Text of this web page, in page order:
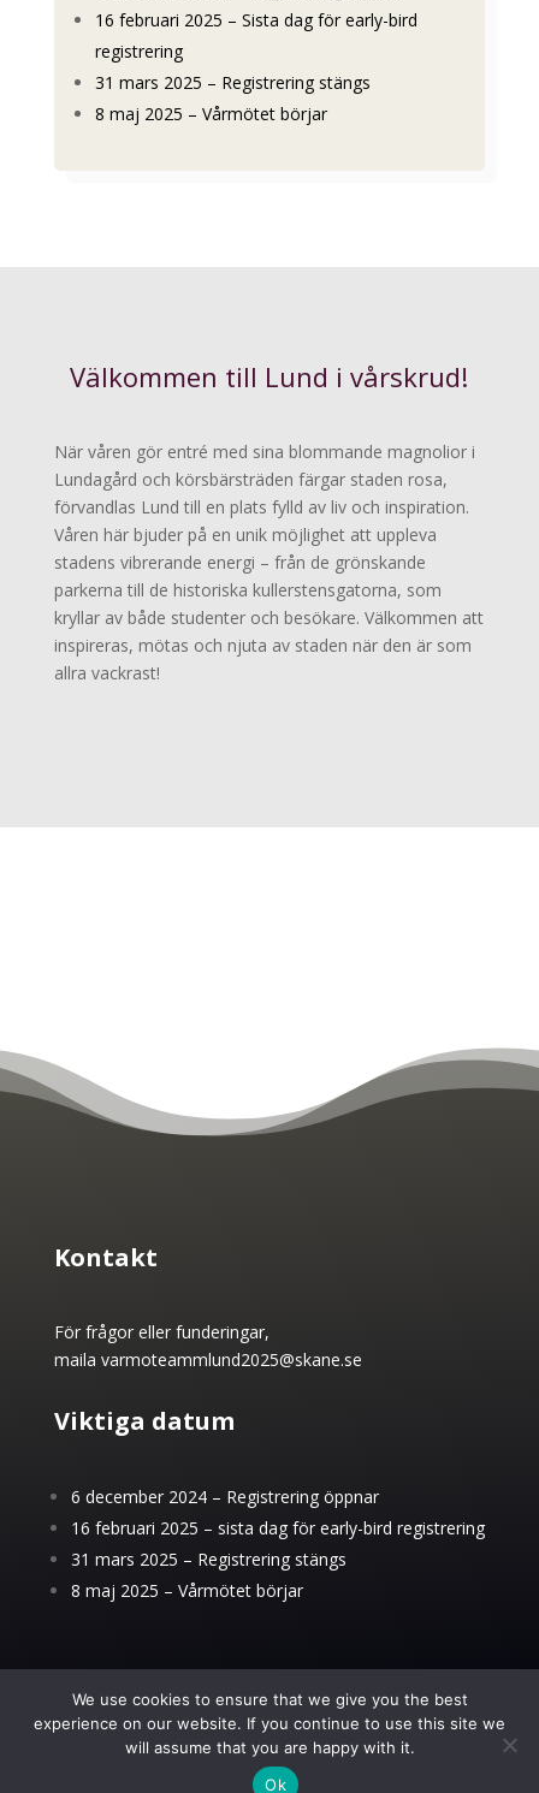
16 februari 2025 – Sista dag för early-bird
registrering
31 mars 2025 – Registrering stängs
8 maj 2025 – Vårmötet börjar
Välkommen till Lund i vårskrud!
När våren gör entré med sina blommande magnolior i
Lundagård och körsbärsträden färgar staden rosa,
förvandlas Lund till en plats fylld av liv och inspiration.
Våren här bjuder på en unik möjlighet att uppleva
stadens vibrerande energi – från de grönskande
parkerna till de historiska kullerstensgatorna, som
kryllar av både studenter och besökare. Välkommen att
inspireras, mötas och njuta av staden när den är som
allra vackrast!
Kontakt
För frågor eller funderingar,
maila varmoteammlund2025@skane.se
Viktiga datum
6 december 2024 – Registrering öppnar
16 februari 2025 – sista dag för early-bird registrering
31 mars 2025 – Registrering stängs
8 maj 2025 – Vårmötet börjar
Powered by Invajo
We use cookies to ensure that we give you the best
experience on our website. If you continue to use this site we
will assume that you are happy with it.
Ok